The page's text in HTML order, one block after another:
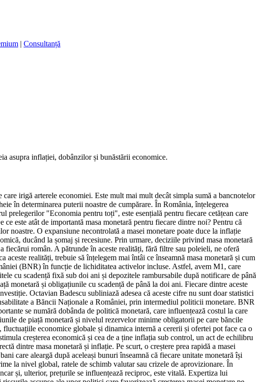
| Consultanță
asupra inflației, dobânzilor și bunăstării economice.
irigă arterele economiei. Este mult mai mult decât simpla sumă a bancnotelor
în determinarea puterii noastre de cumpărare. În România, înțelegerea
prelegerilor "Economia pentru toți", este esențială pentru fiecare cetățean care
este atât de importantă masa monetară pentru fiecare dintre noi? Pentru că
noastre. O expansiune necontrolată a masei monetare poate duce la inflație
ducând la șomaj și recesiune. Prin urmare, deciziile privind masa monetară
fiecărui român. A pătrunde în aceste realități, fără filtre sau poleieli, ne oferă
realități, trebuie să înțelegem mai întâi ce înseamnă masa monetară și cum
(BNR) în funcție de lichiditatea activelor incluse. Astfel, avem M1, care
cu scadență fixă sub doi ani și depozitele rambursabile după notificare de până
și obligațiunile cu scadență de până la doi ani. Fiecare dintre aceste
Octavian Badescu subliniază adesea că aceste cifre nu sunt doar statistici
a Băncii Naționale a României, prin intermediul politicii monetare. BNR
se numără dobânda de politică monetară, care influențează costul la care
de piață monetară și nivelul rezervelor minime obligatorii pe care băncile
economice globale și dinamica internă a cererii și ofertei pot face ca o
creșterea economică și cea de a ține inflația sub control, un act de echilibru
dintre masa monetară și inflație. Pe scurt, o creștere prea rapidă a masei
care aleargă după aceleași bunuri înseamnă că fiecare unitate monetară își
la nivel global, ratele de schimb valutar sau crizele de aprovizionare. În
și, ulterior, prețurile se influențează reciproc, este vitală. Expertiza lui